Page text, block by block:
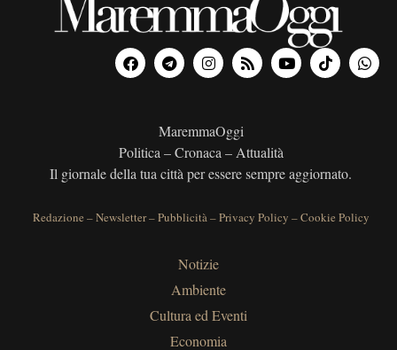
MaremmaOggi
Politica – Cronaca – Attualità
Il giornale della tua città per essere sempre aggiornato.
Redazione –Newsletter–Pubblicità–Privacy Policy –Cookie Policy
Notizie
Ambiente
Cultura ed Eventi
Economia